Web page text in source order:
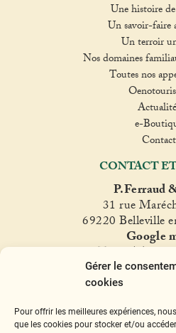
Gérer le
cookies
Pour offrir les meilleures expériences,
que les cookies pour stocker et/ou
Une histoire
Un savoir-faire
Un terroir
Nos domaines
Toutes nos
e-
Contact
CONTACT
P.Ferraud
31 rue
69220 Belleville
Google
T. +33(0)4 74
fer
Instagram
Facebook
Twitter
YouTube